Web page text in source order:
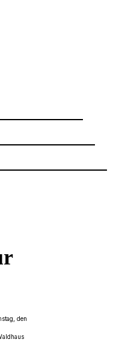
den